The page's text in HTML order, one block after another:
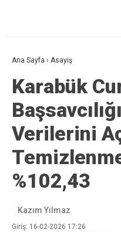
Ana Sayfa › Asayiş
Karabük
Verilerini
%102,43
Kazım Yılmaz
Giriş: 16-02-2026 17:26